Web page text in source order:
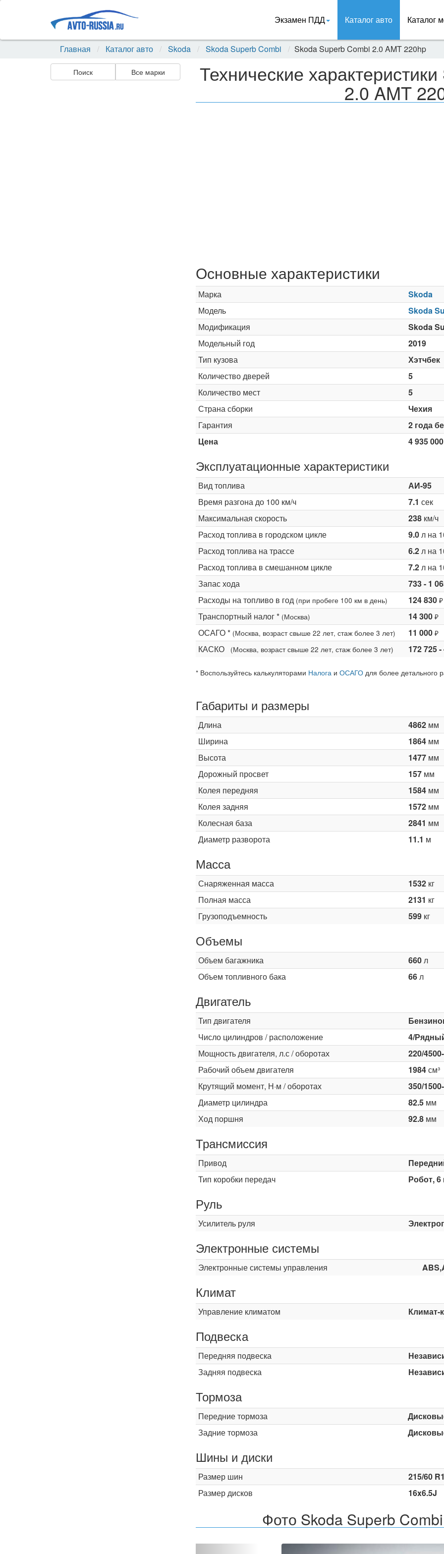
Экзамен ПДД Каталог авто Каталог
Главная Каталог авто Skoda Skoda Superb Combi Skoda Superb Combi 2.0 AMT 220hp
Поиск Все марки Технические
2.0 AMT
Основные характеристики
Марка
Skoda
Модель
Skoda
Модификация
Skoda
Модельный год
2019
Тип кузова
Хэтчбек
Количество дверей
5
Количество мест
5
Страна сборки
Чехия
Гарантия
2 года
Цена
4 935 000
Эксплуатационные характеристики
Вид топлива
АИ-95
Время разгона до 100 км/ч
7.1 сек
Максимальная скорость
238км/ч
Расход топлива в городском цикле
9.0л на
Расход топлива на трассе
6.2л на
Расход топлива в смешанном цикле
7.2л на
Запас хода
733 - 1
Расходы на топливо в год (при пробеге 100 км в день) 124 830 ₽
Транспортный налог * (Москва) 14 300 ₽
ОСАГО * (Москва, возраст свыше 22 лет, стаж более 3 лет) 11 000 ₽
КАСКО (Москва, возраст свыше 22 лет, стаж более 3 лет) 172 725
* Воспользуйтесь калькуляторами Налогаи ОСАГОдля более детального
Габариты и размеры
Длина 4862мм
Ширина
1864мм
Высота
1477мм
Дорожный просвет
157мм
Колея передняя
1584мм
Колея задняя
1572мм
Колесная база
2841 мм
Диаметр разворота
11.1 м
Масса
Снаряженная масса 1532кг
Полная масса
2131 кг
Грузоподъемность
599кг
Объемы
Объем багажника 660л
Объем топливного бака
66л
Двигатель
Тип двигателя
Число цилиндров / расположение
4/
Мощность двигателя, л.с / оборотах
220/
Рабочий объем двигателя
1984см³
Крутящий момент, Н·м / оборотах
350/
Диаметр цилиндра
82.5мм
Ход поршня
92.8мм
Трансмиссия
Привод
Тип коробки передач
Робот, 6
Руль
Усилитель руля
Электронные системы
Электронные системы управления
Климат
Управление климатом Климат-
Подвеска
Передняя подвеска
Задняя подвеска
Тормоза
Передние тормоза
Задние тормоза
Шины и диски
Размер шин
215/60
Размер дисков
16x6.5J
Фото Skoda Superb